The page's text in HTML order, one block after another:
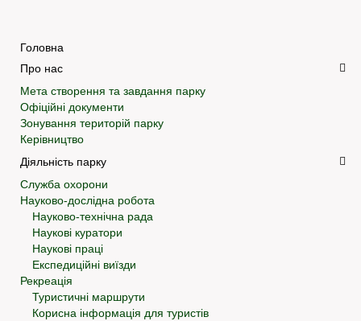
Головна
Про нас
Мета створення та завдання парку
Офіційні документи
Зонування територій парку
Керівництво
Діяльність парку
Служба охорони
Науково-дослідна робота
Науково-технічна рада
Наукові куратори
Наукові праці
Експедиційні виїзди
Рекреація
Туристичні маршрути
Корисна інформація для туристів